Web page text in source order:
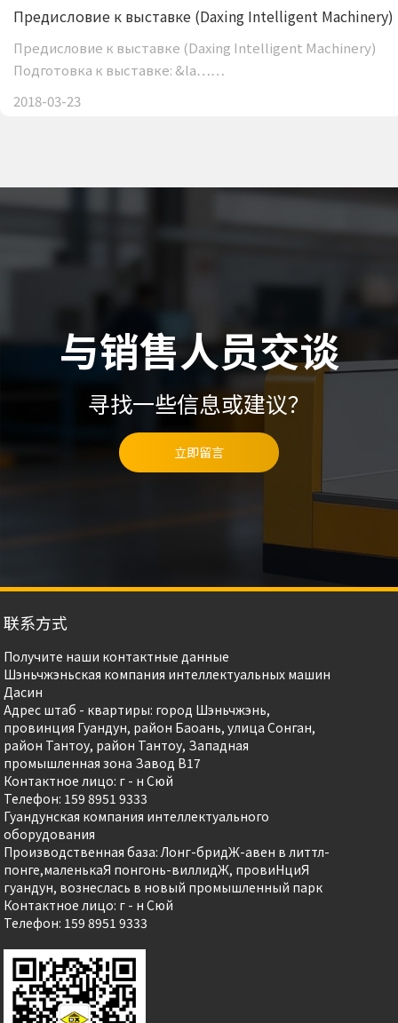
Предисловие к выставке (Daxing Intelligent
Предисловие к выставке (Daxing Intelligent Machinery)
Подготовка к выставке: &la……
2018-03-23
与销售人员交谈
寻找一些信息或建议？
立即留言
联系方式
Получите наши контактные данные
Шэньчжэньская компания интеллектуальных машин
Дасин
Адрес штаб - квартиры: город Шэньчжэнь,
провинция Гуандун, район Баоань, улица Сонган,
район Тантоу, район Тантоу, Западная
промышленная зона Завод B17
Контактное лицо: г - н Сюй
Телефон: 159 8951 9333
Гуандунская компания интеллектуального
оборудования
Производственная база: Лонг-бридЖ-авен в литтл-
понге,маленькаЯ понгонь-виллидЖ, провиHциЯ
гуандун, вознеслась в новый промышленный парк
Контактное лицо: г - н Сюй
Телефон: 159 8951 9333